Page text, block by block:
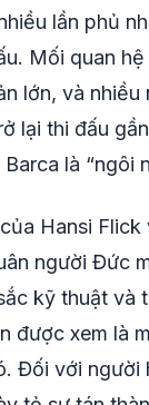
lần phủ
Mối quan
lớn, và nhiều
lại thi đấu
là “ngôi
Hansi Flick
người Đức
kỹ thuật và
được xem là
Đối với người